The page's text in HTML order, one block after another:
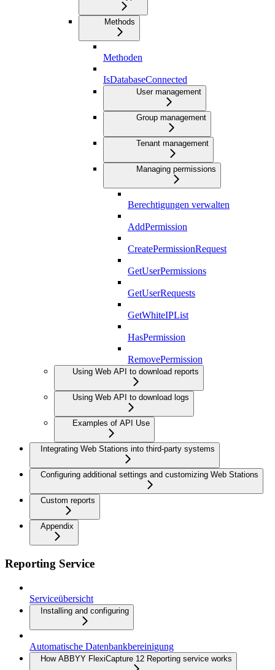
Methods
Methoden
IsDatabaseConnected
User management
Group management
Tenant management
Managing permissions
Berechtigungen verwalten
AddPermission
CreatePermissionRequest
GetUserPermissions
GetUserRequests
GetWhiteIPList
HasPermission
RemovePermission
Using Web API to download reports
Using Web API to download logs
Examples of API Use
Integrating Web Stations into third-party systems
Configuring additional settings and customizing Web Stations
Custom reports
Appendix
Reporting Service
Serviceübersicht
Installing and configuring
Automatische Datenbankbereinigung
How ABBYY FlexiCapture 12 Reporting service works